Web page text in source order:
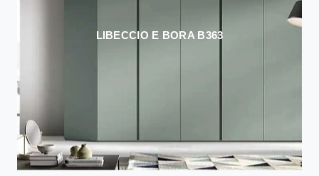
LIBECCIO E BORA B363